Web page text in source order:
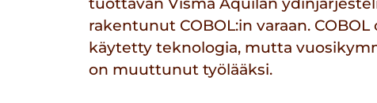
rakentunut COBOL:in varaan.
käytetty teknologia, mutta
on muuttunut työlääksi.